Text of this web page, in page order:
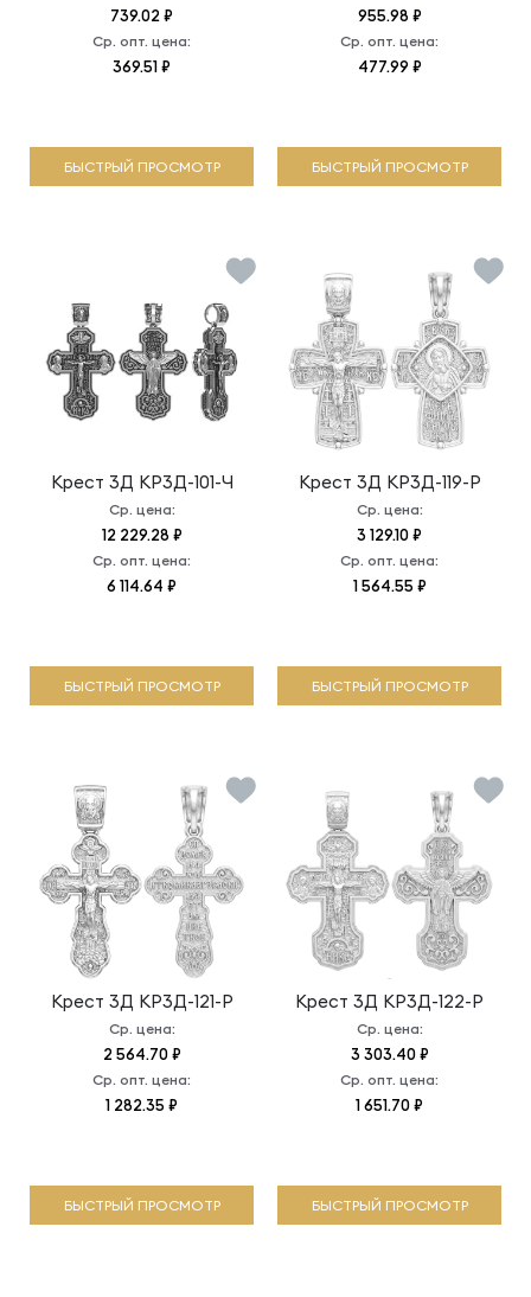
739.02 ₽
Ср. опт. цена:
369.51 ₽
БЫСТРЫЙ ПРОСМОТР
955.98 ₽
Ср. опт. цена:
477.99 ₽
БЫСТРЫЙ ПРОСМОТР
Крест 3Д КР3Д-101-Ч
Ср. цена:
12 229.28 ₽
Ср. опт. цена:
6 114.64 ₽
БЫСТРЫЙ ПРОСМОТР
Крест 3Д КР3Д-119-Р
Ср. цена:
3 129.10 ₽
Ср. опт. цена:
1 564.55 ₽
БЫСТРЫЙ ПРОСМОТР
Крест 3Д КР3Д-121-Р
Ср. цена:
2 564.70 ₽
Ср. опт. цена:
1 282.35 ₽
БЫСТРЫЙ ПРОСМОТР
Крест 3Д КР3Д-122-Р
Ср. цена:
3 303.40 ₽
Ср. опт. цена:
1 651.70 ₽
БЫСТРЫЙ ПРОСМОТР